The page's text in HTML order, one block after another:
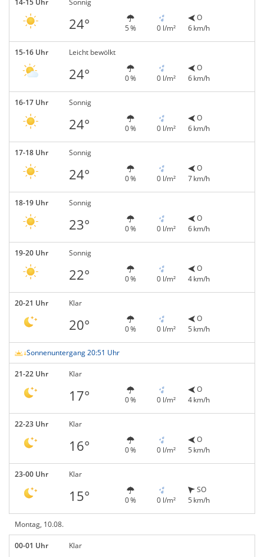
14-15 Uhr Sonnig
24° 5 % 0 l/m²
O
6 km/h
15-16 Uhr Leicht bewölkt
24° 0 % 0 l/m²
O
6 km/h
16-17 Uhr Sonnig
24° 0 % 0 l/m²
O
6 km/h
17-18 Uhr Sonnig
24° 0 % 0 l/m²
O
7 km/h
18-19 Uhr Sonnig
23° 0 % 0 l/m²
O
6 km/h
19-20 Uhr Sonnig
22° 0 % 0 l/m²
O
4 km/h
20-21 Uhr Klar
20° 0 % 0 l/m²
O
5 km/h
Sonnenuntergang 20:51 Uhr
21-22 Uhr Klar
17° 0 % 0 l/m²
O
4 km/h
22-23 Uhr Klar
16° 0 % 0 l/m²
O
5 km/h
23-00 Uhr Klar
15° 0 % 0 l/m²
SO
5 km/h
Montag, 10.08.
00-01 Uhr
Klar